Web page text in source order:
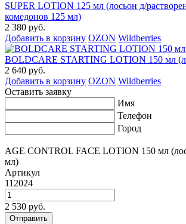
SUPER LOTION 125 мл (лосьон д/
комедонов 125 мл)
2 380 руб.
Добавить в корзину OZON Wildberries
BOLDCARE STARTING LOTION 150 мл
2 640 руб.
Добавить в корзину OZON Wildberries
Оставить заявку
Имя
Телефон
Город
AGE CONTROL FACE LOTION 150 мл
мл)
Артикул
112024
2 530 руб.